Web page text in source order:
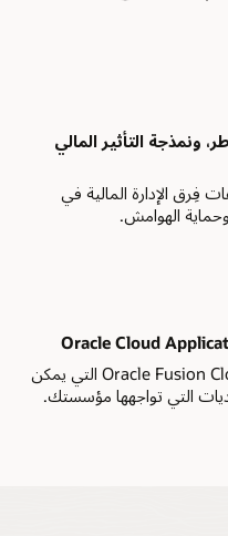
ونمذجة التأثير المالي
فِرق الإدارة المالية في
الهوامش.
إلقاء نظرة عن كثب على تطبيقات Oracle Fusion Cloud التي يمكن
التي تواجهها مؤسستك.